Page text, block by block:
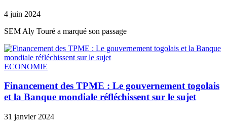
4 juin 2024
SEM Aly Touré a marqué son passage
ECONOMIE
Financement des TPME : Le gouvernement togolais
et la Banque mondiale réfléchissent sur le sujet
31 janvier 2024